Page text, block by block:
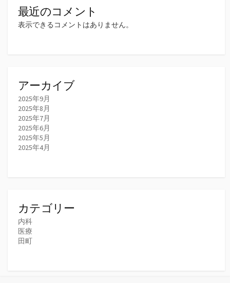
最近のコメント
表示できるコメントはありません。
アーカイブ
2025年9月
2025年8月
2025年7月
2025年6月
2025年5月
2025年4月
カテゴリー
内科
医療
田町